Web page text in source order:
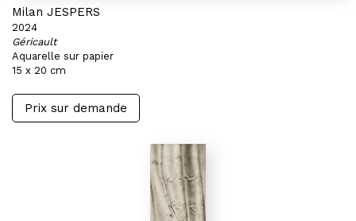
Milan JESPERS
2024
Géricault
Aquarelle sur papier
15 x 20 cm
Prix sur demande